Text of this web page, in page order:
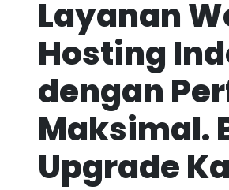
Layanan
Hosting
dengan
Maksimal.
Upgrade